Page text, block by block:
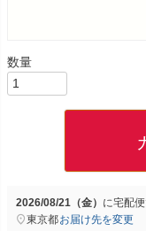
2026/08/21（金） に宅配便
東京都お届け先を変更